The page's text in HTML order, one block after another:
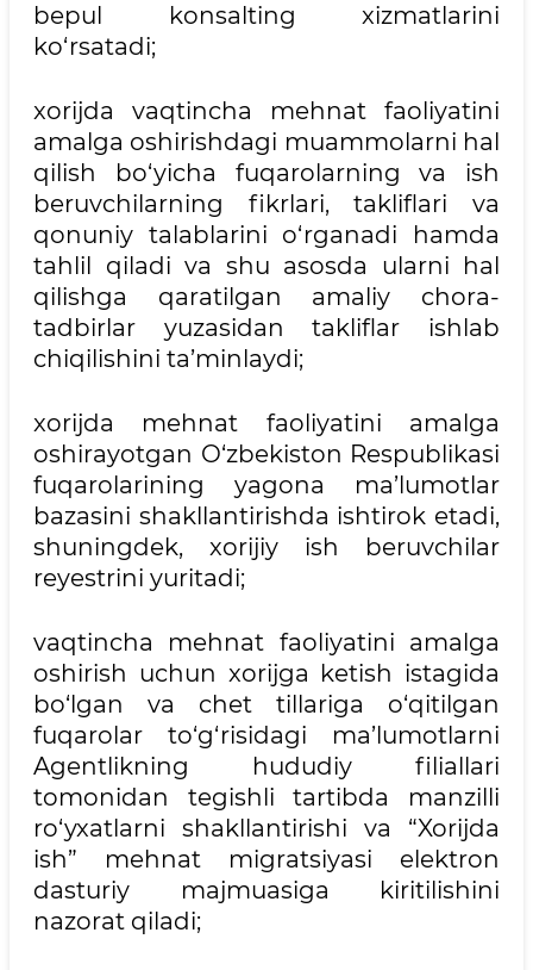
bepul konsalting xizmatlarini
ko‘rsatadi;
xorijda vaqtincha mehnat faoliyatini
amalga oshirishdagi muammolarni hal
qilish bo‘yicha fuqarolarning va ish
beruvchilarning fikrlari, takliflari va
qonuniy talablarini o‘rganadi hamda
tahlil qiladi va shu asosda ularni hal
qilishga qaratilgan amaliy chora-
tadbirlar yuzasidan takliflar ishlab
chiqilishini ta’minlaydi;
xorijda mehnat faoliyatini amalga
oshirayotgan O‘zbekiston Respublikasi
fuqarolarining yagona ma’lumotlar
bazasini shakllantirishda ishtirok etadi,
shuningdek, xorijiy ish beruvchilar
reyestrini yuritadi;
vaqtincha mehnat faoliyatini amalga
oshirish uchun xorijga ketish istagida
bo‘lgan va chet tillariga o‘qitilgan
fuqarolar to‘g‘risidagi ma’lumotlarni
Agentlikning hududiy filiallari
tomonidan tegishli tartibda manzilli
ro‘yxatlarni shakllantirishi va “Xorijda
ish” mehnat migratsiyasi elektron
dasturiy majmuasiga kiritilishini
nazorat qiladi;